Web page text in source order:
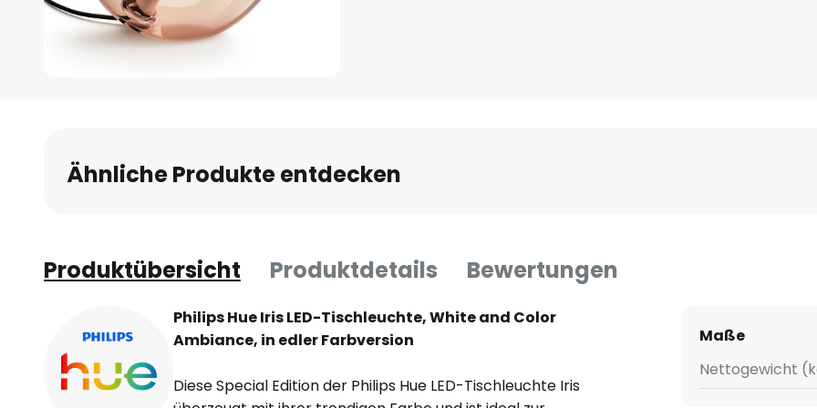
Bildgalerie
springen
Ähnliche Produkte entdecken
Produktübersicht Produktdetails Bewertungen
Philips Hue Iris LED-Tischleuchte, White and Color
Ambiance, in edler Farbversion
Diese Special Edition der Philips Hue LED-Tischleuchte Iris
Maße
Nettogewicht